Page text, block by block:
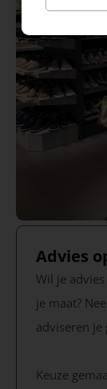
Advies
Wil je
je maat?
adviseren je
Keuze